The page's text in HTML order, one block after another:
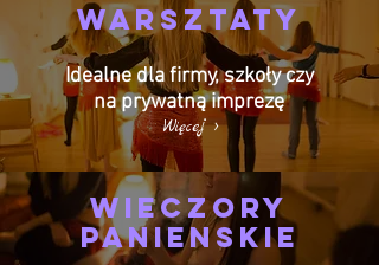
Warsztaty
Idealne dla firmy, szkoły czy
na prywatną imprezę
Więcej >
WIECZORY
PANIEnSKIE